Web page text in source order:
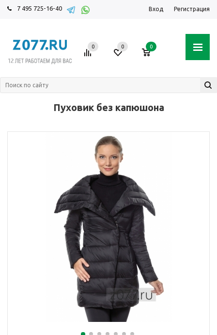
7 495 725-16-40 Вход Регистрация
0 0 0
Пуховик без капюшона